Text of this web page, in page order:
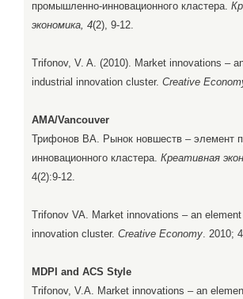
промышленно-инновационного кластера.
экономика, 4(2), 9-12.
Trifonov, V. A. (2010). Market innovations –
industrial innovation cluster. Creative
AMA/Vancouver
Трифонов ВА. Рынок новшеств – элемент
инновационного кластера. Креативная
4(2):9-12.
Trifonov VA. Market innovations – an
innovation cluster. Creative Economy. 2010;
MDPI and ACS Style
Trifonov, V.A. Market innovations – an